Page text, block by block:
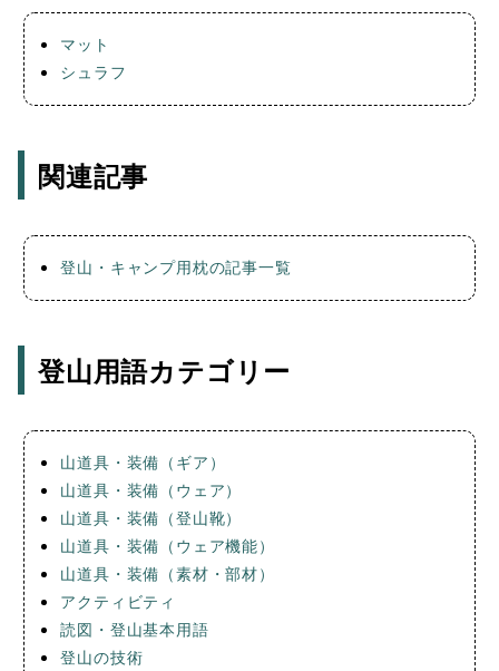
マット
シュラフ
関連記事
登山・キャンプ用枕の記事一覧
登山用語カテゴリー
山道具・装備（ギア）
山道具・装備（ウェア）
山道具・装備（登山靴）
山道具・装備（ウェア機能）
山道具・装備（素材・部材）
アクティビティ
読図・登山基本用語
登山の技術